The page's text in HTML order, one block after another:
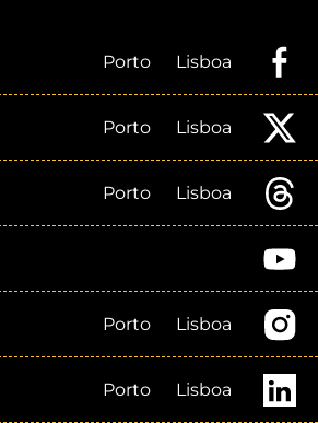
Porto Lisboa
Porto Lisboa
Porto Lisboa
Porto Lisboa
Porto Lisboa